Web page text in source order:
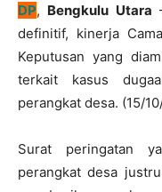
DP, Bengkulu Utara
definitif, kinerja
Keputusan yang
terkait kasus
perangkat desa. (15/
Surat peringatan
perangkat desa